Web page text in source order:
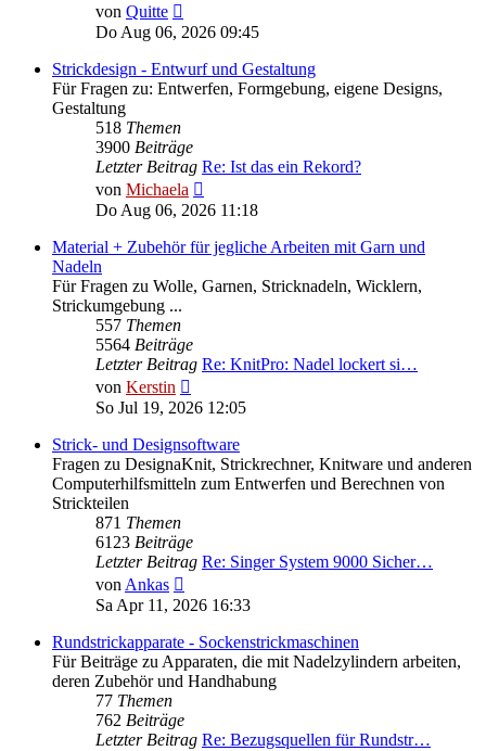
von Quitte
Beitrag
Do Aug 06, 2026 09:45
Strickdesign - Entwurf und Gestaltung
Für Fragen zu: Entwerfen, Formgebung, eigene Designs,
Gestaltung
518 Themen
3900 Beiträge
Letzter Beitrag Re: Ist das ein Rekord?
von Michaela
Beitrag
Do Aug 06, 2026 11:18
Material + Zubehör für jegliche Arbeiten mit Garn und
Nadeln
Für Fragen zu Wolle, Garnen, Stricknadeln, Wicklern,
Strickumgebung ...
557 Themen
5564 Beiträge
Letzter Beitrag Re: KnitPro: Nadel lockert si…
von Kerstin
Beitrag
So Jul 19, 2026 12:05
Strick- und Designsoftware
Fragen zu DesignaKnit, Strickrechner, Knitware und anderen
Computerhilfsmitteln zum Entwerfen und Berechnen von
Strickteilen
871 Themen
6123 Beiträge
Letzter Beitrag Re: Singer System 9000 Sicher…
vonAnkas
Beitrag
Sa Apr 11, 2026 16:33
Rundstrickapparate - Sockenstrickmaschinen
Für Beiträge zu Apparaten, die mit Nadelzylindern arbeiten,
deren Zubehör und Handhabung
77 Themen
762 Beiträge
Letzter Beitrag Re: Bezugsquellen für Rundstr…